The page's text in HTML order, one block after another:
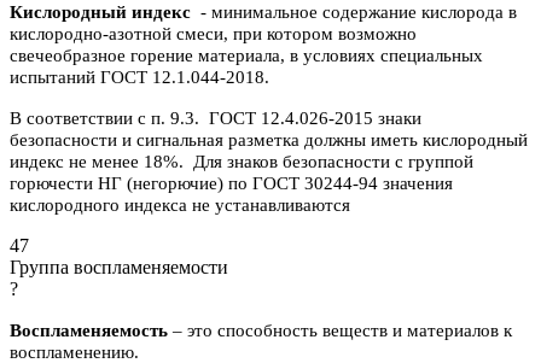
Кислородный индекс - минимальное содержание кислорода в
кислородно-азотной смеси, при котором возможно
свечеобразное горение материала, в условиях специальных
испытаний ГОСТ 12.1.044-2018.
В соответствии с п. 9.3. ГОСТ 12.4.026-2015 знаки
безопасности и сигнальная разметка должны иметь кислородный
индекс не менее 18%. Для знаков безопасности с группой
горючести НГ (негорючие) по ГОСТ 30244-94 значения
кислородного индекса не устанавливаются
47
Группа воспламеняемости
?
Воспламеняемость – это способность веществ и материалов к
воспламенению.